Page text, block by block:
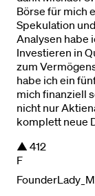
Börse für mich
Spekulation
Analysen habe
Investieren in
zum
habe ich ein
mich finanziell
nicht nur
komplett neue
▲ 412
F